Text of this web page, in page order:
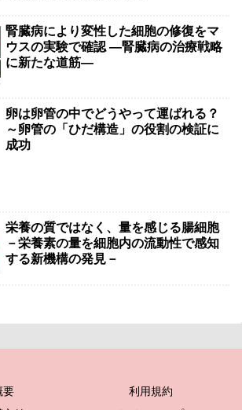
腎臓病により変性した細胞の修復をマ
ウスの実験で確認 ―腎臓病の治療戦略
に新たな道筋―
卵は卵管の中でどうやって運ばれる？
～卵管の「ひだ構造」の役割の検証に
成功
栄養の質ではなく、量を感じる腸細胞
－栄養素の量を細胞内の流動性で感知
する新機構の発見－
要
利用規約